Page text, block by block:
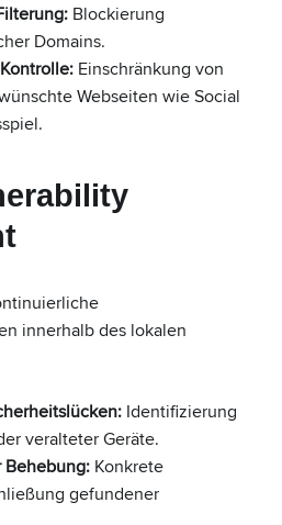
Blockierung
Domains.
Einschränkung von
Webseiten wie Social
innerhalb des lokalen
Identifizierung
veralteter Geräte.
Behebung: Konkrete
gefundener